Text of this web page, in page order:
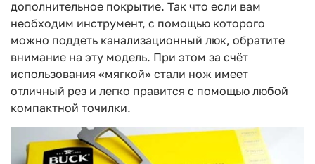
дополнительное покрытие. Так что если вам
необходим инструмент, с помощью которого
можно поддеть канализационный люк, обратите
внимание на эту модель. При этом за счёт
использования «мягкой» стали нож имеет
отличный рез и легко правится с помощью любой
компактной точилки.